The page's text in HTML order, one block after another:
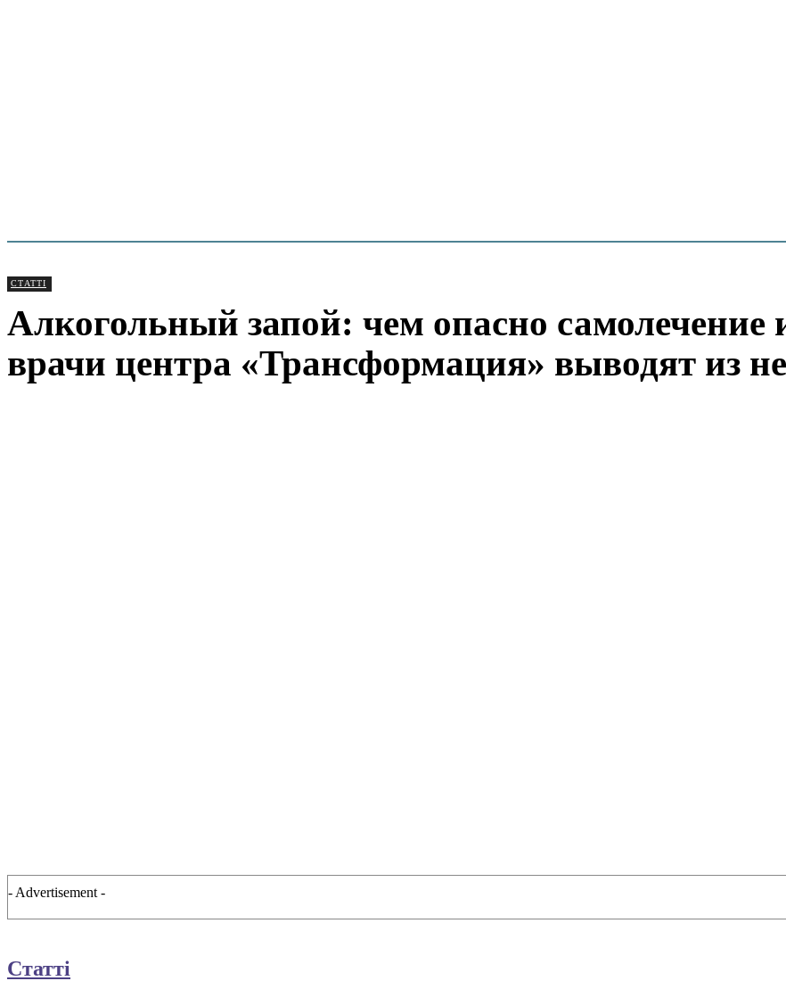
СТАТТІ
Алкогольный запой: чем опасно самолечение
врачи центра «Трансформация» выводят из
- Advertisement -
Статті